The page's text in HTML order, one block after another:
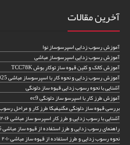
آخرین مقالات
آموزش رسوب زدایی اسپرسوساز نوا
آموزش رسوب زدایی اسپرسوساز مباشی
آموزش کالک و کلین قهوه ساز توکار بوش TCC78K
آموزش رسوب زدایی و نحوه کار با اسپرسوساز مباشی 2025
آشنایی با نحوه رسوب زدایی قهوه ساز دلونگی
آموزش طرز کار با اسپرسو ساز دلونگی ec9
بررسی قهوه ساز دلونگی مگنیفیکا طرز کار و مراحل
آشنایی با رسوب زدایی و طرز کار اسپرسو ساز مباشی ۲۰۱۶
راهنمای رسوب زدایی و طرز استفاده از قهوه ساز مباشی 2046
نحوه رسوب زدایی و طرز استفاده از قهوه ساز مباشی ۲۰۱۰